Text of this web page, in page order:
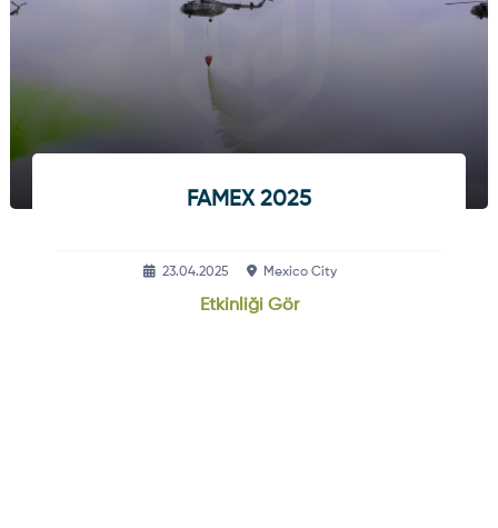
FAMEX 2025
23.04.2025 Mexico City
Etkinliği Gör